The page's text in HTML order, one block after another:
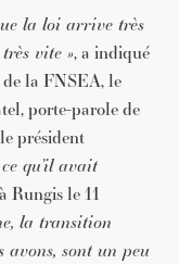
la loi arrive très
vite », a indiqué
la FNSEA, le
porte-parole de
président
qu’il avait
Rungis le 11
la transition
avons, sont un peu